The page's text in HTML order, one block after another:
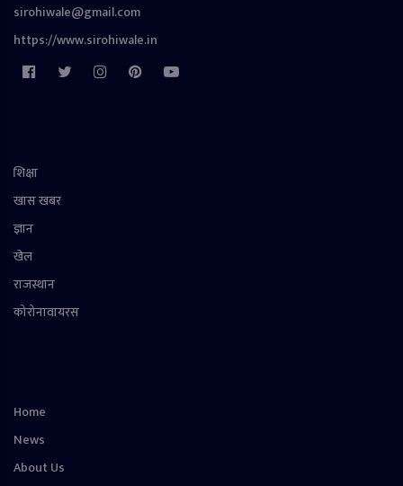
sirohiwale@gmail.com
https://www.sirohiwale.in
शिक्षा
खास खबर
ज्ञान
खेल
राजस्थान
कोरोनावायरस
Home
News
About Us